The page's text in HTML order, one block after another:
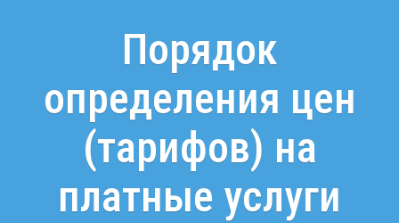
Порядок
определения цен
(тарифов) на
платные услуги